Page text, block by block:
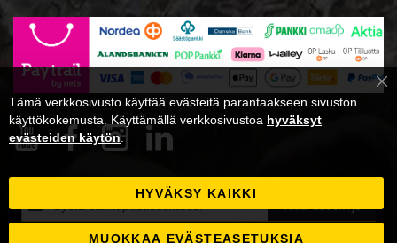
uutiskirjeemme:
Tämä verkkosivusto käyttää evästeitä parantaakseen sivuston
käyttökokemusta. Käyttämällä verkkosivustoa hyväksyt
evästeiden käytön.
HYVÄKSY KAIKKI
MUOKKAA EVÄSTEASETUKSIA